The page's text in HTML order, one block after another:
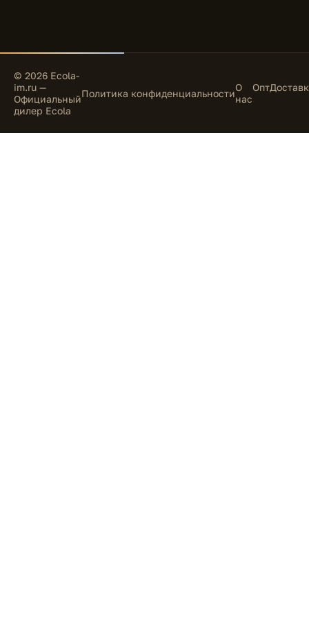
© 2026 Ecola-
im.ru —
Официальный
дилер Ecola
Политика конфиденциальностиО
нас
Опт